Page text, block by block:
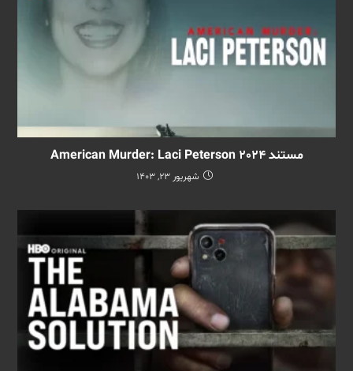
مستند American Murder: Laci Peterson 2024
شهریور 23, 1403